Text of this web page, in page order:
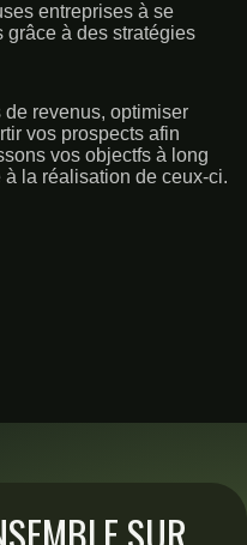
entreprises à se
grâce à des stratégies
revenus, optimiser
vos prospects afin
vos objectfs à long
la réalisation de ceux-ci.
SUR